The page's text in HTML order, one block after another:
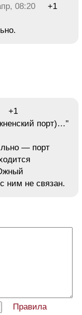
08:20 +1
+1
порт)…"
— порт
ним не связан.
Правила